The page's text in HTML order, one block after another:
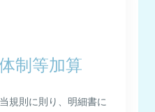
制等加算
規則に則り、明細書に